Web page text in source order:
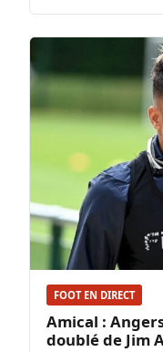
FOOT EN DIRECT
Amical :
doublé de Jim